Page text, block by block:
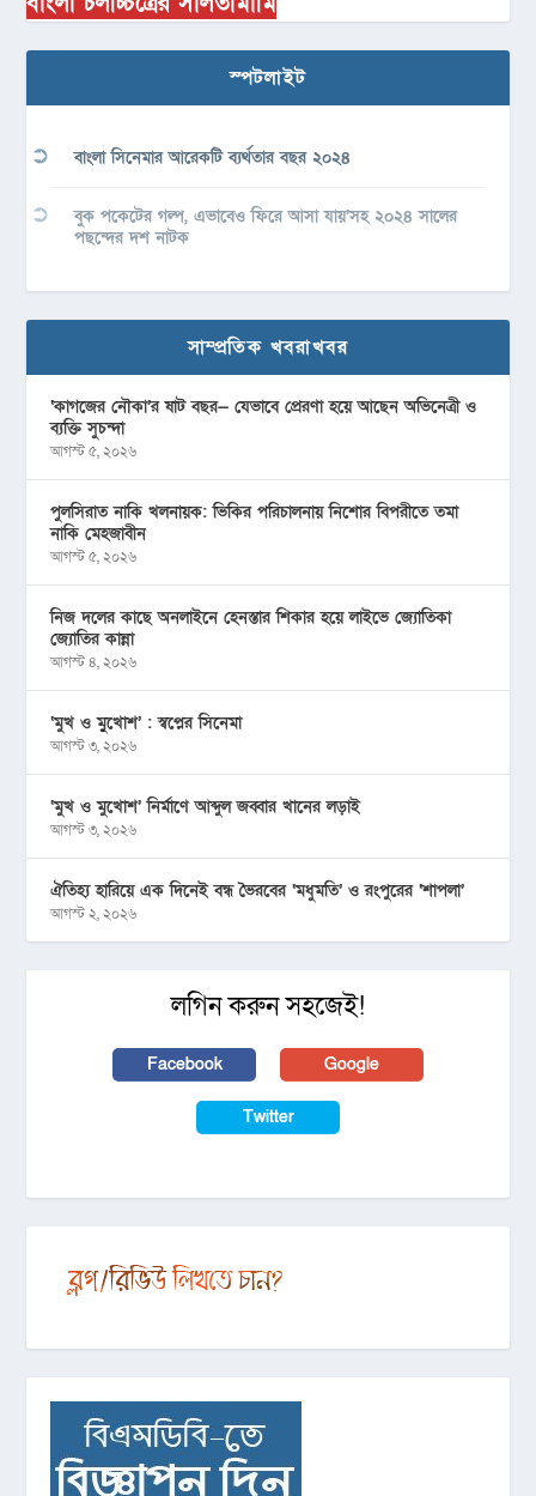
স্পটলাইট
বাংলা সিনেমার আরেকটি ব্যর্থতার বছর ২০২৪
বুক পকেটের গল্প, এভাবেও ফিরে আসা যায়’সহ ২০২৪ সালের
পছন্দের দশ নাটক
সাম্প্রতিক খবরাখবর
‘কাগজের নৌকা’র ষাট বছর— যেভাবে প্রেরণা হয়ে আছেন অভিনেত্রী ও
ব্যক্তি সুচন্দা
আগস্ট ৫, ২০২৬
পুলসিরাত নাকি খলনায়ক: ভিকির পরিচালনায় নিশোর বিপরীতে তমা
নাকি মেহজাবীন
আগস্ট ৫, ২০২৬
নিজ দলের কাছে অনলাইনে হেনস্তার শিকার হয়ে লাইভে জ্যোতিকা
জ্যোতির কান্না
আগস্ট ৪, ২০২৬
‘মুখ ও মু্খোশ’ : স্বপ্নের সিনেমা
আগস্ট ৩, ২০২৬
‘মুখ ও মুখোশ’ নির্মাণে আব্দুল জব্বার খানের লড়াই
আগস্ট ৩, ২০২৬
ঐতিহ্য হারিয়ে এক দিনেই বন্ধ ভৈরবের ‘মধুমতি’ ও রংপুরের ‘শাপলা’
আগস্ট ২, ২০২৬
লগিন করুন সহজেই!
Facebook Google
Twitter